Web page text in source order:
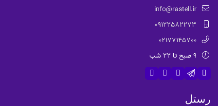
info@rastell.ir
09122582273
02177145700
9 صبح تا 22 شب
رستل